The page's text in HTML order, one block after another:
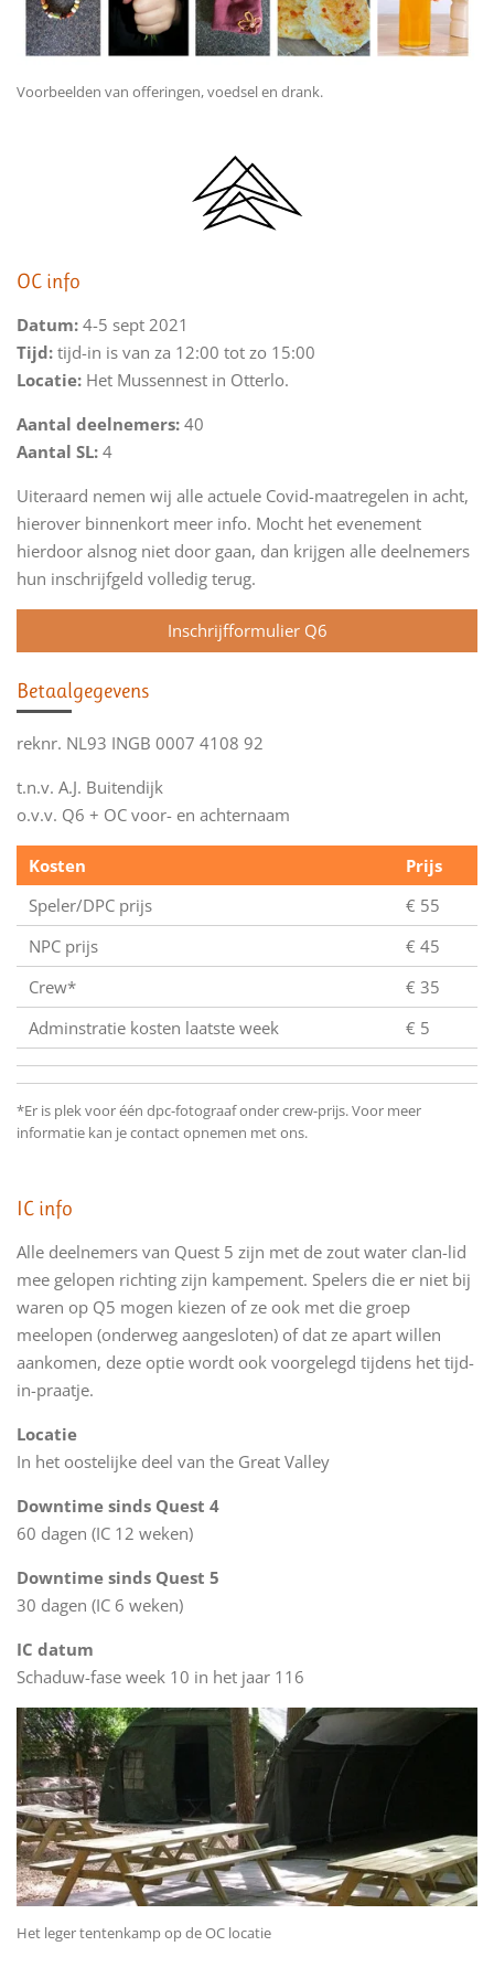
Voorbeelden van offeringen, voedsel en drank.
OC info
Datum: 4-5 sept 2021
Tijd: tijd-in is van za 12:00 tot zo 15:00
Locatie: Het Mussennest in Otterlo.
Aantal deelnemers: 40
Aantal SL: 4
Uiteraard nemen wij alle actuele Covid-maatregelen in acht,
hierover binnenkort meer info. Mocht het evenement
hierdoor alsnog niet door gaan, dan krijgen alle deelnemers
hun inschrijfgeld volledig terug.
Inschrijfformulier Q6
Betaalgegevens
reknr. NL93 INGB 0007 4108 92
t.n.v. A.J. Buitendijk
o.v.v. Q6 + OC voor- en achternaam
Kosten
Prijs
Speler/DPC prijs
€ 55
NPC prijs
€ 45
Crew*
€ 35
Adminstratie kosten laatste week
€ 5
*Er is plek voor één dpc-fotograaf onder crew-prijs. Voor meer
informatie kan je contact opnemen met ons.
IC info
Alle deelnemers van Quest 5 zijn met de zout water clan-lid
mee gelopen richting zijn kampement. Spelers die er niet bij
waren op Q5 mogen kiezen of ze ook met die groep
meelopen (onderweg aangesloten) of dat ze apart willen
aankomen, deze optie wordt ook voorgelegd tijdens het tijd-
in-praatje.
Locatie
In het oostelijke deel van the Great Valley
Downtime sinds Quest 4
60 dagen (IC 12 weken)
Downtime sinds Quest 5
30 dagen (IC 6 weken)
IC datum
Schaduw-fase week 10 in het jaar 116
Het leger tentenkamp op de OC locatie